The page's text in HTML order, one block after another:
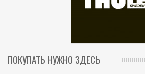
ПОКУПАТЬ НУЖНО ЗДЕСЬ